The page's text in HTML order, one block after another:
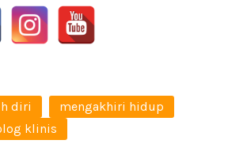
diri
mengakhiri hidup
klinis